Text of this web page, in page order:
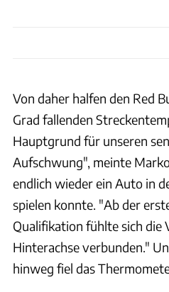
Von daher halfen den Red
Grad fallenden
Hauptgrund für unseren
Aufschwung", meinte
endlich wieder ein Auto in
spielen konnte. "Ab der
Qualifikation fühlte sich die
Hinterachse verbunden."
hinweg fiel das